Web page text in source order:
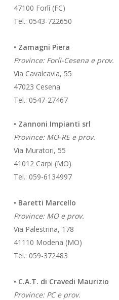
47100 Forlì (FC)
Tel.: 0543-722650
• Zamagni Piera
Province: Forlì-Cesena e prov.
Via Cavalcavia, 55
47023 Cesena
Tel.: 0547-27467
• Zannoni Impianti srl
Province: MO-RE e prov.
Via Muratori, 55
41012 Carpi (MO)
Tel.: 059-6134997
• Baretti Marcello
Province: MO e prov.
Via Palestrina, 178
41110 Modena (MO)
Tel.: 059-372483
• C.A.T. di Cravedi Maurizio
Province: PC e prov.